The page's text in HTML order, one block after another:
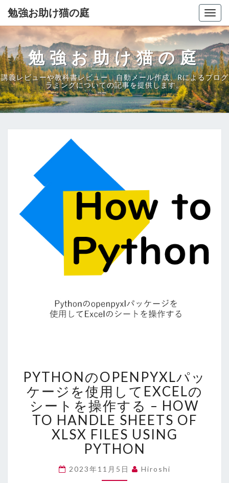
勉強お助け猫の庭
勉強お助け猫の庭
講義レビューや教科書レビュー、自動メール作成、Rによるプログ
ラミングについての記事を提供します。
の
OPENPYXL
パ
ッ
ケ
ー
ジ
を
使
用
PYTHONのOPENPYXLパッ
ケージを使用してEXCELの
シートを操作する – HOW
TO HANDLE SHEETS OF
XLSX FILES USING
PYTHON
2023年11月5日 Hiroshi